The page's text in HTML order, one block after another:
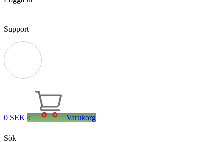
Support
0 SEK 0 Varukorg
Sök